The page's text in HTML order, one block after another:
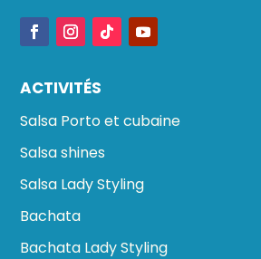
ACTIVITÉS
Salsa Porto et cubaine
Salsa shines
Salsa Lady Styling
Bachata
Bachata Lady Styling